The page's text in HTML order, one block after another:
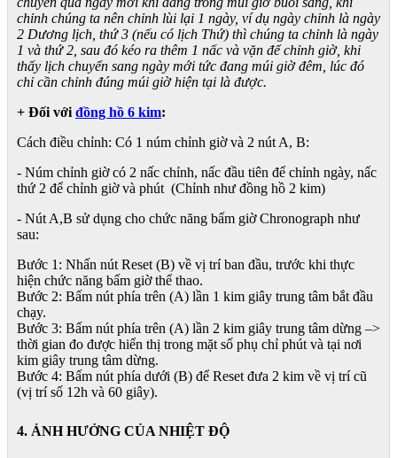
chỉnh chúng ta nên chỉnh lùi lại 1 ngày, ví dụ ngày chỉnh là ngày
2 Dương lịch, thứ 3 (nếu có lịch Thứ) thì chúng ta chỉnh là ngày
1 và thứ 2, sau đó kéo ra thêm 1 nấc và vặn để chỉnh giờ, khi
thấy lịch chuyển sang ngày mới tức đang múi giờ đêm, lúc đó
chỉ cần chỉnh đúng múi giờ hiện tại là được.
+ Đối với đồng hồ 6 kim:
Cách điều chỉnh: Có 1 núm chỉnh giờ và 2 nút A, B:
- Núm chỉnh giờ có 2 nấc chỉnh, nấc đầu tiên để chỉnh ngày, nấc
thứ 2 để chỉnh giờ và phút (Chỉnh như đồng hồ 2 kim)
- Nút A,B sử dụng cho chức năng bấm giờ Chronograph như
sau:
Bước 1: Nhấn nút Reset (B) về vị trí ban đầu, trước khi thực
hiện chức năng bấm giờ thể thao.
Bước 2: Bấm nút phía trên (A) lần 1 kim giây trung tâm bắt đầu
chạy.
Bước 3: Bấm nút phía trên (A) lần 2 kim giây trung tâm dừng –>
thời gian đo được hiển thị trong mặt số phụ chỉ phút và tại nơi
kim giây trung tâm dừng.
Bước 4: Bấm nút phía dưới (B) để Reset đưa 2 kim về vị trí cũ
(vị trí số 12h và 60 giây).
4. ẢNH HƯỞNG CỦA NHIỆT ĐỘ